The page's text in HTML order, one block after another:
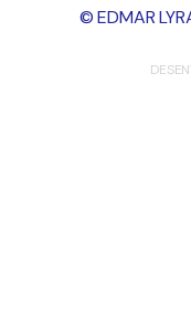
© EDMAR